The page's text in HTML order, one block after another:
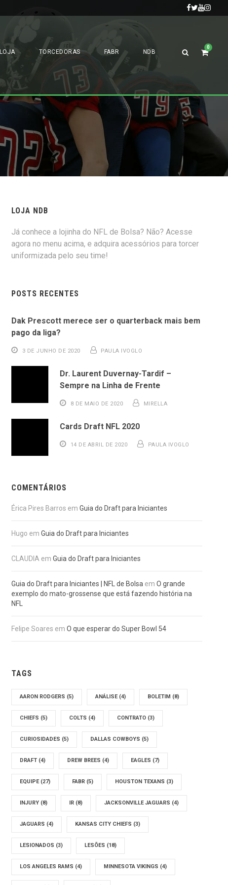
LOJA TORCEDORAS FABR NDB
0
LOJA NDB
Já conhece a lojinha do NFL de Bolsa? Não? Acesse
agora no menu acima, e adquira acessórios para torcer
uniformizada pelo seu time!
POSTS RECENTES
Dak Prescott merece ser o quarterback mais bem
pago da liga?
3 DE JUNHO DE 2020 PAULA IVOGLO
Dr. Laurent Duvernay-Tardif –
Sempre na Linha de Frente
8 DE MAIO DE 2020 MIRELLA
Cards Draft NFL 2020
14 DE ABRIL DE 2020 PAULA IVOGLO
COMENTÁRIOS
Érica Pires Barros emGuia do Draft para Iniciantes
Hugo emGuia do Draft para Iniciantes
CLAUDIA emGuia do Draft para Iniciantes
Guia do Draft para Iniciantes | NFL de Bolsa emO grande
exemplo do mato-grossense que está fazendo história na
NFL
Felipe Soares emO que esperar do Super Bowl 54
TAGS
AARON RODGERS (5) ANÁLISE (4) BOLETIM (8)
CHIEFS (5) COLTS (4) CONTRATO (3)
CURIOSIDADES (5) DALLAS COWBOYS (5)
DRAFT (4) DREW BREES (4) EAGLES (7)
EQUIPE (27) FABR (5) HOUSTON TEXANS (3)
INJURY (8) IR (8) JACKSONVILLE JAGUARS (4)
JAGUARS (4) KANSAS CITY CHIEFS (3)
LESIONADOS (3) LESÕES (18)
LOS ANGELES RAMS (4) MINNESOTA VIKINGS (4)